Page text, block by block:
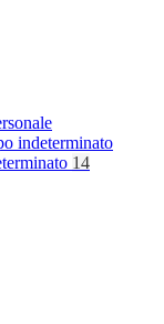
indeterminato
14